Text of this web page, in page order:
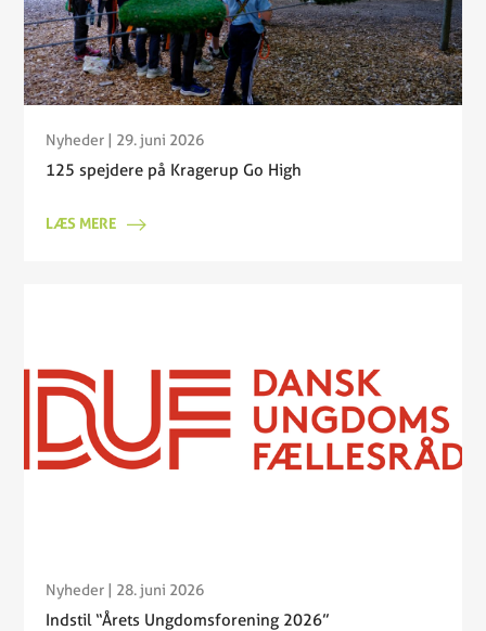
Nyheder | 29. juni 2026
125 spejdere på Kragerup Go High
LÆS MERE
Nyheder | 28. juni 2026
Indstil “Årets Ungdomsforening 2026”